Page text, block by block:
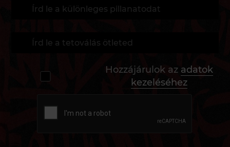
Hozzájárulok az adatok
kezeléséhez